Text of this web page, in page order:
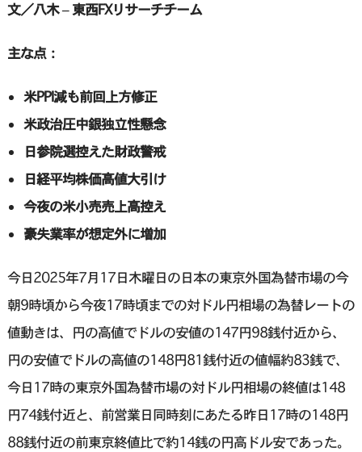
文／八木 – 東西FXリサーチチーム
主な点：
米PPI減も前回上方修正
米政治圧中銀独立性懸念
日参院選控えた財政警戒
日経平均株価高値大引け
今夜の米小売売上高控え
豪失業率が想定外に増加
今日2025年7月17日木曜日の日本の東京外国為替市場の今
朝9時頃から今夜17時頃までの対ドル円相場の為替レートの
値動きは、円の高値でドルの安値の147円98銭付近から、
円の安値でドルの高値の148円81銭付近の値幅約83銭で、
今日17時の東京外国為替市場の対ドル円相場の終値は148
円74銭付近と、前営業日同時刻にあたる昨日17時の148円
88銭付近の前東京終値比で約14銭の円高ドル安であった。